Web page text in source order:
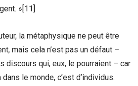
»[11]
la métaphysique ne peut être
mais cela n’est pas un défaut –
discours qui, eux, le pourraient – car
le monde, c’est d’individus.